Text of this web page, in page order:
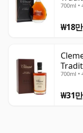
700ml •
₩18만
700ml •
₩31만